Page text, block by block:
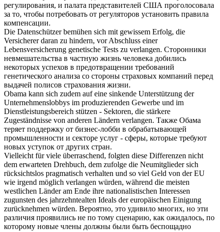
регулирования, и палата представителей США проголосовала
за то, чтобы потребовать от регуляторов установить правила
компенсации.
Die Datenschützer bemühen sich mit gewissem Erfolg, die
Versicherer daran zu hindern, vor Abschluss einer
Lebensversicherung genetische Tests zu verlangen. Сторонники
невмешательства в частную жизнь человека добились
некоторых успехов в предотвращении требований
генетического анализа со стороны страховых компаний перед
выдачей полисов страхования жизни.
Obama kann sich zudem auf eine sinkende Unterstützung der
Unternehmenslobbys im produzierenden Gewerbe und im
Dienstleistungsbereich stützen - Sektoren, die stärkere
Zugeständnisse von anderen Ländern verlangen. Также Обама
теряет поддержку от бизнес-лобби в обрабатывающей
промышленности и секторе услуг - сферы, которые требуют
новых уступок от других стран.
Vielleicht für viele überraschend, folgten diese Differenzen nicht
dem erwarteten Drehbuch, dem zufolge die Neumitgliedersich
rücksichtslos pragmatisch verhalten und so viel Geld von der EU
wie irgend möglich verlangen würden, während die meisten
westlichen Länder am Ende ihre nationalistischen Interessen
zugunsten des jahrzehntealten Ideals der europäischen Einigung
zurücknehmen würden. Вероятно, это удивило многих, но эти
различия проявились не по тому сценарию, как ожидалось, по
которому новые члены должны были быть беспощадно